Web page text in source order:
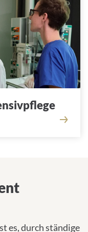
es, durch ständige